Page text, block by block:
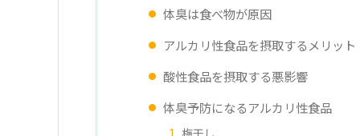
体臭は食べ物が原因
アルカリ性食品を摂取するメリット
酸性食品を摂取する悪影響
体臭予防になるアルカリ性食品
梅干し